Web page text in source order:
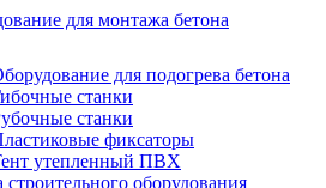
для монтажа бетона
для подогрева бетона
станки
станки
фиксаторы
утепленный ПВХ
строительного оборудования